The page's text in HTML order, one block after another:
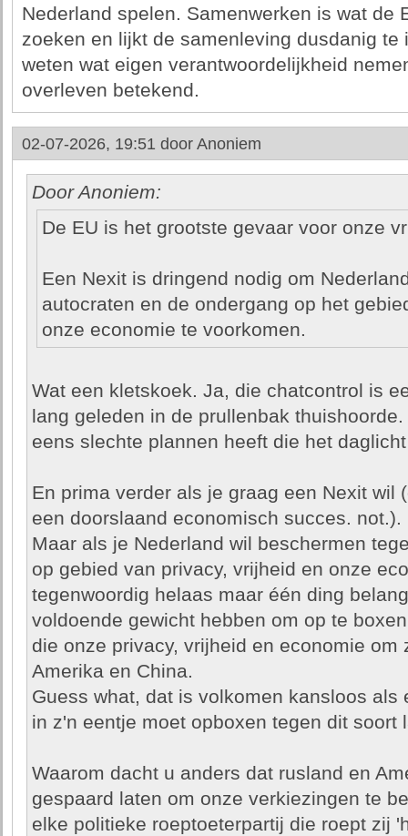
Nederland spelen. Samenwerken is wat de
zoeken en lijkt de samenleving dusdanig te
weten wat eigen verantwoordelijkheid
overleven betekend.
02-07-2026, 19:51 door Anoniem
Door Anoniem:
De EU is het grootste gevaar voor onze
Een Nexit is dringend nodig om
autocraten en de ondergang op het
onze economie te voorkomen.
Wat een kletskoek. Ja, die chatcontrol is
lang geleden in de prullenbak
eens slechte plannen heeft die het
En prima verder als je graag een Nexit wil
een doorslaand economisch succes. not.).
Maar als je Nederland wil beschermen
op gebied van privacy, vrijheid en onze
tegenwoordig helaas maar één ding
voldoende gewicht hebben om op te
die onze privacy, vrijheid en economie
Amerika en China.
Guess what, dat is volkomen kansloos
in z'n eentje moet opboxen tegen dit soort
Waarom dacht u anders dat rusland en
gespaard laten om onze verkiezingen te
elke politieke roeptoeterpartij die roept zij